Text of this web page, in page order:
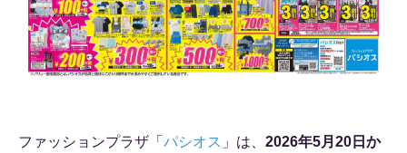
ファッションプラザ「 パシオス 」は、 2026年5月20日か